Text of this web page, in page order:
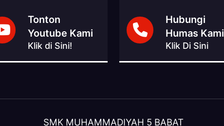
Tonton
Youtube Kami
Klik di Sini!
Hubungi
Humas Kami
Klik Di Sini
SMK MUHAMMADIYAH 5 BABAT